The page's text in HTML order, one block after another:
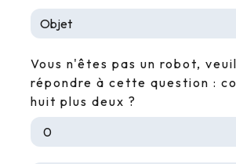
Vous n'êtes pas un robot,
répondre à cette question :
huit plus deux ?